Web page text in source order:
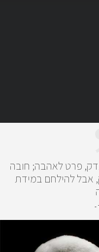
פרט לאהבה; חובה
אבל להילחם במידת
-